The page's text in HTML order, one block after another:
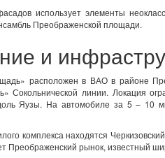
использует элементы
Преображенской площади.
и
расположен в ВАО в районе
Сокольнической линии. Локация
Яузы. На автомобиле за 5 – 10
комплекса находятся
Преображенский рынок, известный